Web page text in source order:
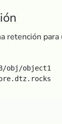
retención
obj/object1